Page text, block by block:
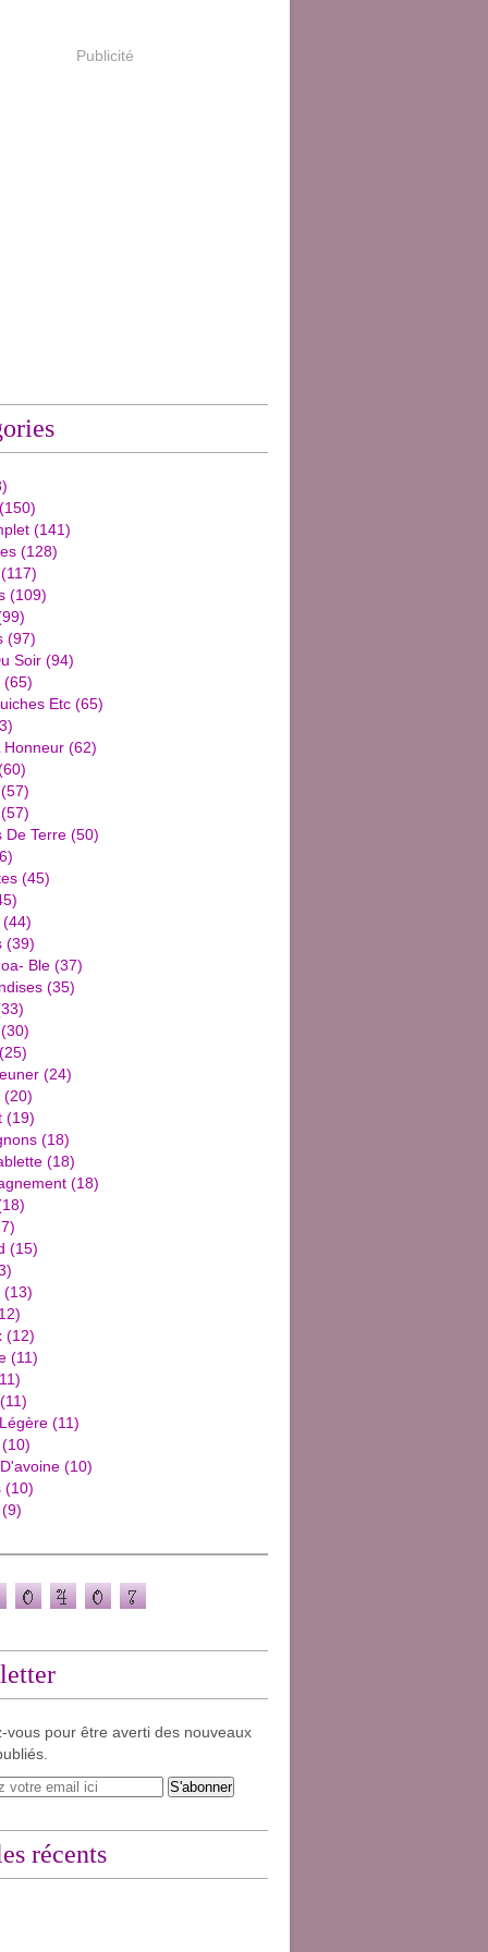
Publicité
(150)
(141)
(128)
(117)
(109)
(97)
Soir (94)
(65)
Etc (65)
Honneur (62)
(57)
(57)
De Terre (50)
(45)
(44)
(39)
Ble (37)
(35)
(30)
(25)
(24)
(20)
(19)
(18)
(18)
(18)
(15)
(13)
(12)
(11)
(11)
(11)
(10)
(10)
(10)
(9)
vous pour être averti des nouveaux
récents